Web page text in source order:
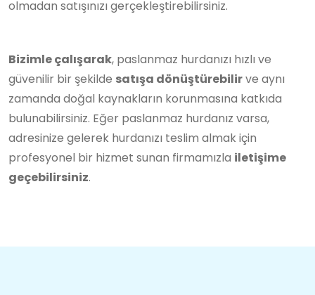
olmadan satışınızı gerçekleştirebilirsiniz.
Bizimle çalışarak, paslanmaz hurdanızı hızlı ve
güvenilir bir şekilde satışa dönüştürebilirve aynı
zamanda doğal kaynakların korunmasına katkıda
bulunabilirsiniz. Eğer paslanmaz hurdanız varsa,
adresinize gelerek hurdanızı teslim almak için
profesyonel bir hizmet sunan firmamızla iletişime
geçebilirsiniz.